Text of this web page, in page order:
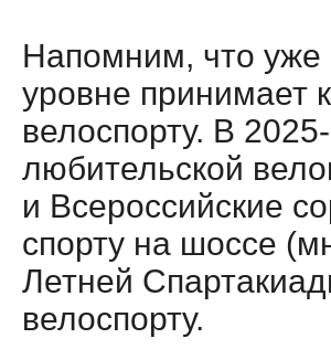
Напомним, что
уровне принимает
велоспорту. В
любительской
и Всероссийские
спорту на шоссе
Летней
велоспорту.